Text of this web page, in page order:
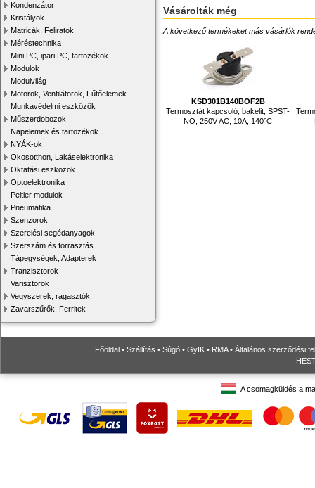
Kondenzátor
Kristályok
Matricák, Feliratok
Méréstechnika
Mini PC, ipari PC, tartozékok
Modulok
Modulvilág
Motorok, Ventilátorok, Fűtőelemek
Munkavédelmi eszközök
Műszerdobozok
Napelemek és tartozékok
NYÁK-ok
Okosotthon, Lakáselektronika
Oktatási eszközök
Optoelektronika
Peltier modulok
Pneumatika
Szenzorok
Szerelési segédanyagok
Szerszám és forrasztás
Tápegységek, Adapterek
Tranzisztorok
Varisztorok
Vegyszerek, ragasztók
Zavarszűrők, Ferritek
Vásárolták még
A következő termékeket más vásárlók
KSD301B140BOF2B
Termosztát kapcsoló, bakelit, SPST-
NO, 250V AC, 10A, 140°C
Főoldal • Szállítás • Súgó • GyIK • RMA• Általános szerződési
A csomagküldés a